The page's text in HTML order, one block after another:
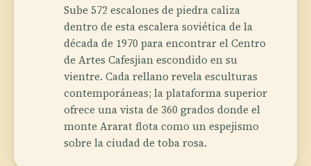
Sube 572 escalones de piedra caliza
dentro de esta escalera soviética de la
década de 1970 para encontrar el Centro
de Artes Cafesjian escondido en su
vientre. Cada rellano revela esculturas
contemporáneas; la plataforma superior
ofrece una vista de 360 grados donde el
monte Ararat flota como un espejismo
sobre la ciudad de toba rosa.